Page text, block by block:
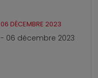
DÉCEMBRE 2023
06 décembre 2023